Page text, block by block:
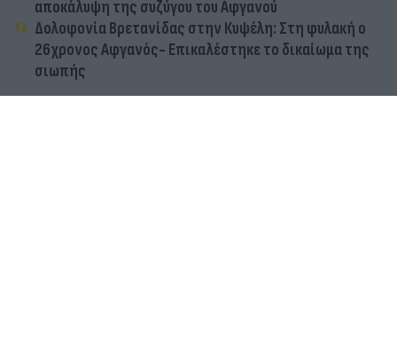
αποκάλυψη της συζύγου του Αφγανού
Δολοφονία Βρετανίδας στην Κυψέλη: Στη φυλακή ο
26χρονος Αφγανός- Επικαλέστηκε το δικαίωμα της
σιωπής